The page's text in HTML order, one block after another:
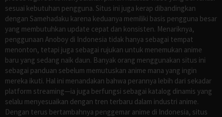
sesuai kebutuhan pengguna. Situs ini juga kerap dibandingkan
dengan Samehadaku karena keduanya memiliki basis pengguna besar
yang membutuhkan update cepat dan konsisten. Menariknya,
penggunaan Anoboy di Indonesia tidak hanya sebagai tempat
menonton, tetapi juga sebagai rujukan untuk menemukan anime
baru yang sedang naik daun. Banyak orang menggunakan situs ini
sebagai panduan sebelum memutuskan anime mana yang ingin
mereka ikuti. Hal ini menandakan bahwa perannya lebih dari sekadar
platform streaming—ia juga berfungsi sebagai katalog dinamis yang
selalu menyesuaikan dengan tren terbaru dalam industri anime.
Dengan terus bertambahnya penggemar anime di Indonesia, situs